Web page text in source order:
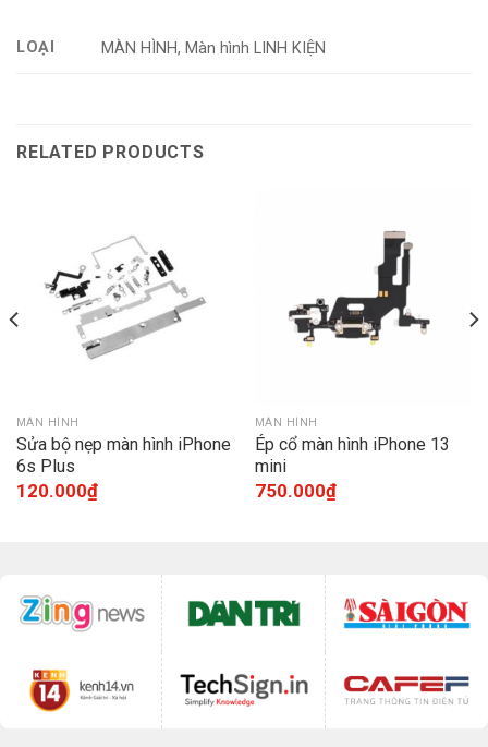
LOẠI MÀN HÌNH, Màn hình LINH KIỆN
RELATED PRODUCTS
MÀN HÌNH
Sửa bộ nẹp màn hình iPhone
6s Plus
120.000₫
MÀN HÌNH
Ép cổ màn hình iPhone 13
mini
750.000₫